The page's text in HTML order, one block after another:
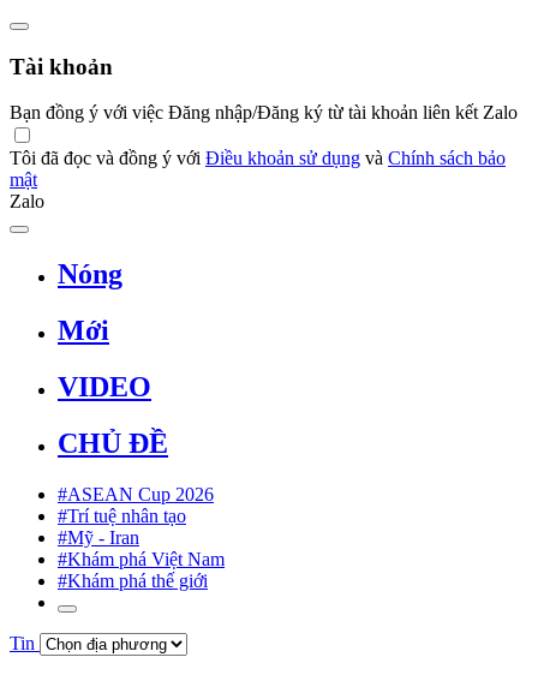
Tài khoản
Bạn đồng ý với việc Đăng nhập/Đăng ký từ tài khoản liên kết Zalo
Tôi đã đọc và đồng ý với Điều khoản sử dụng và Chính sách bảo
mật
Zalo
Nóng
Mới
VIDEO
CHỦ ĐỀ
#ASEAN Cup 2026
#Trí tuệ nhân tạo
#Mỹ - Iran
#Khám phá Việt Nam
#Khám phá thế giới
Tin